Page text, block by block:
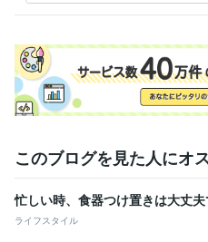
り
このブログを見た人にオ
忙しい時、食器つけ置きは大丈夫
ライフスタイル